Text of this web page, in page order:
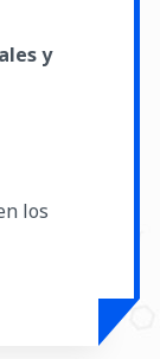
y
los